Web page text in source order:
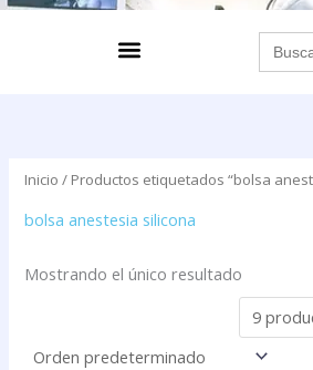
Menu Buscar:
Inicio / Productos etiquetados “bolsa
bolsa anestesia silicona
Mostrando el único resultado